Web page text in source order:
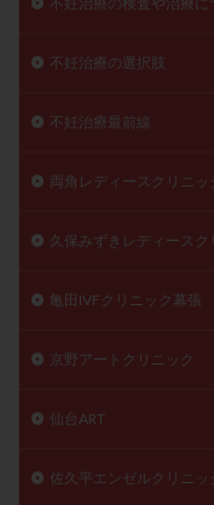
不妊治療の選択肢
不妊治療最前線
両角レディースクリニッ
久保みずきレディースク
亀田IVFクリニック幕張
京野アートクリニック
仙台ART
佐久平エンゼルクリニッ